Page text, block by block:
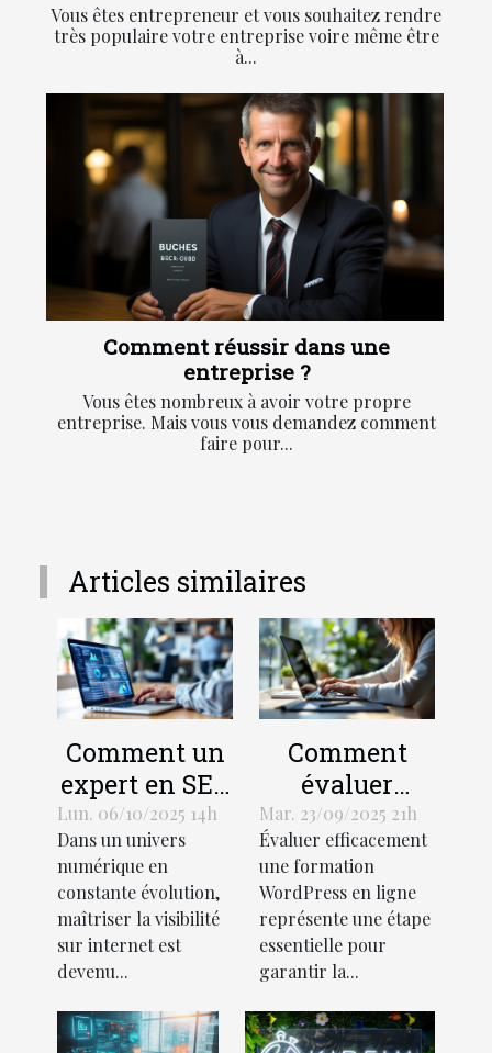
Vous êtes entrepreneur et vous souhaitez rendre
très populaire votre entreprise voire même être
à...
Comment réussir dans une
entreprise ?
Vous êtes nombreux à avoir votre propre
entreprise. Mais vous vous demandez comment
faire pour...
Articles similaires
Comment un
expert en SEO
peut
transformer
votre
stratégie
digitale ?
Lun. 06/10/2025 14h
Dans un univers
numérique en
constante évolution,
maîtriser la visibilité
sur internet est
devenu...
Comment
évaluer
efficacement
une
formation
WordPress en
ligne ?
Mar. 23/09/2025 21h
Évaluer efficacement
une formation
WordPress en ligne
représente une étape
essentielle pour
garantir la...